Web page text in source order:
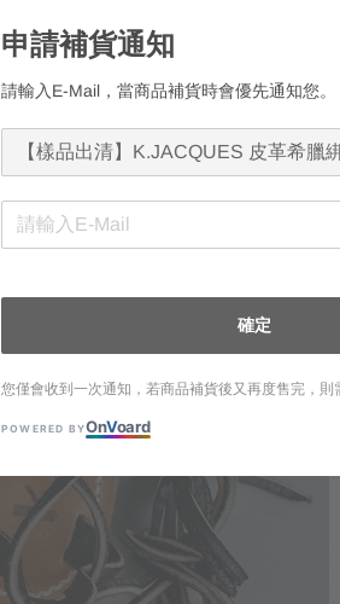
申請補貨通知
請輸入E-Mail，當商品補貨時會優先通知您。
確定
您僅會收到一次通知，若商品補貨後又再度售完，則
POWERED BYOnVoard